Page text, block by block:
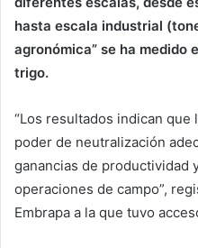
hasta escala industrial
agronómica” se ha medido
trigo.
“Los resultados indican
poder de neutralización
ganancias de productividad
operaciones de campo”,
Embrapa a la que tuvo